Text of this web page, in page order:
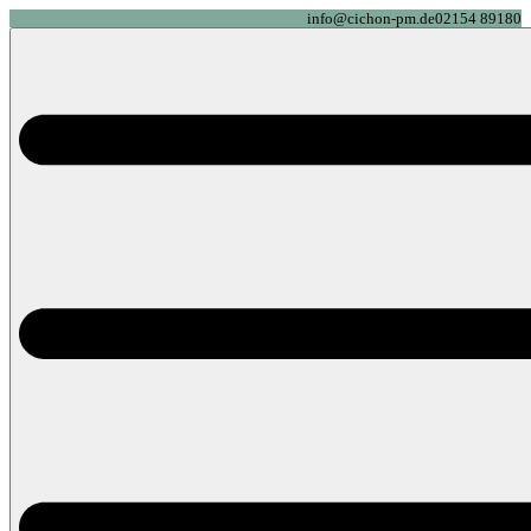
info@cichon-pm.de02154 89180